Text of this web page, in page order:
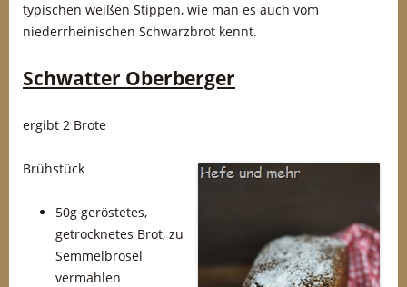
typischen weißen Stippen, wie man es auch vom
niederrheinischen Schwarzbrot kennt.
Schwatter Oberberger
ergibt 2 Brote
Brühstück
50g geröstetes,
getrocknetes Brot, zu
Semmelbrösel
vermahlen